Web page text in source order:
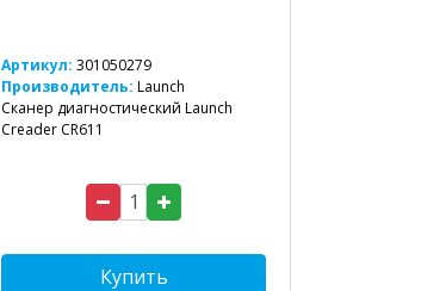
Артикул: 301050279
Производитель: Launch
Сканер диагностический Launch
Creader CR611
Купить